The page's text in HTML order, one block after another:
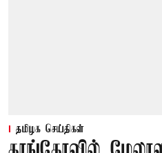
தமிழக செய்திகள்